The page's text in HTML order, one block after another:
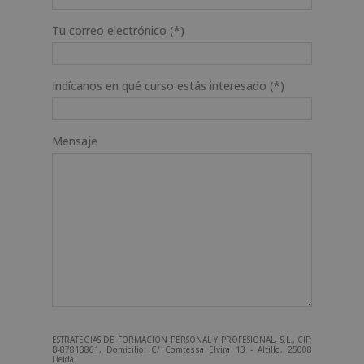
Tu correo electrónico (*)
Indícanos en qué curso estás interesado (*)
Mensaje
ESTRATEGIAS DE FORMACIÓN PERSONAL Y PROFESIONAL, S.L., CIF:
B-87813861, Domicilio: C/ Comtessa Elvira 13 - Altillo, 25008
Lleida.